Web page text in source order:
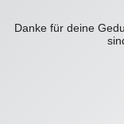
Danke für deine